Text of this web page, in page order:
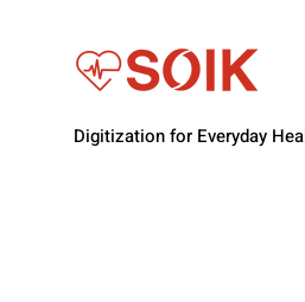
Digitization for Everyday